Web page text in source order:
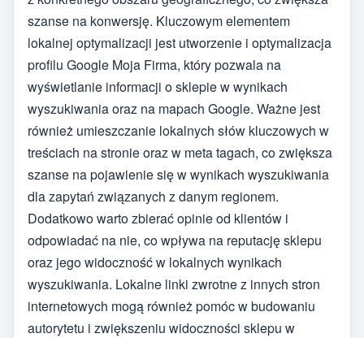
szanse na konwersję. Kluczowym elementem
lokalnej optymalizacji jest utworzenie i optymalizacja
profilu Google Moja Firma, który pozwala na
wyświetlanie informacji o sklepie w wynikach
wyszukiwania oraz na mapach Google. Ważne jest
również umieszczanie lokalnych słów kluczowych w
treściach na stronie oraz w meta tagach, co zwiększa
szanse na pojawienie się w wynikach wyszukiwania
dla zapytań związanych z danym regionem.
Dodatkowo warto zbierać opinie od klientów i
odpowiadać na nie, co wpływa na reputację sklepu
oraz jego widoczność w lokalnych wynikach
wyszukiwania. Lokalne linki zwrotne z innych stron
internetowych mogą również pomóc w budowaniu
autorytetu i zwiększeniu widoczności sklepu w